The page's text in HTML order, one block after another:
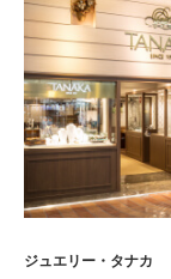
ジュエリー・タナカ